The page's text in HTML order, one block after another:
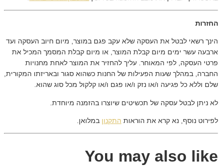
החזרות
הינך רשאי לבטל את העסקה שלא עקב פגם במוצר, מיום חיוב העסקה ועד
ארבעה עשר ימים מיום קבלת המוצר, או מיום קבלת המסמך המכיל את
פרטי העסקה, לפי המאוחר. עליך להחזיר את המוצר לאחת מחנויות
החברה, במהלך שעות הפעילות של החנות כשהוא סגור ובאריזתו המקורית,
שלם וללא כל פגיעה ו/או נזק ו/או פגם ו/או קלקול מכל סוג שהוא.
לא ניתן לבטל עסקה של תכשיטים שיוצרו בהזמנה מיוחדת.
לפירוט נוסף, נא קרא את הוראות התקנון במלואן.
You may also like